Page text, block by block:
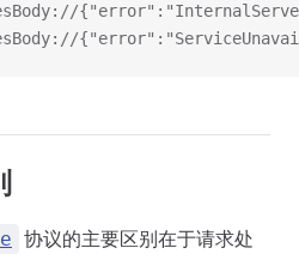
resBody://
resBody://
协议的主要区别在于请求处